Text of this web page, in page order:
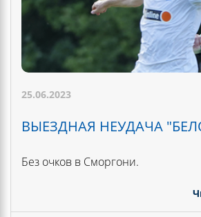
25.06.2023
ВЫЕЗДНАЯ НЕУДАЧА
Без очков в Сморгони.